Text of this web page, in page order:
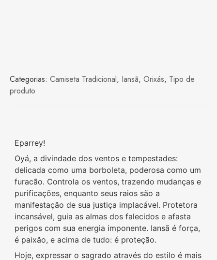
Categorias: Camiseta Tradicional, Iansã, Orixás, Tipo de
produto
Eparrey!
Oyá, a divindade dos ventos e tempestades:
delicada como uma borboleta, poderosa como um
furacão. Controla os ventos, trazendo mudanças e
purificações, enquanto seus raios são a
manifestação de sua justiça implacável. Protetora
incansável, guia as almas dos falecidos e afasta
perigos com sua energia imponente. Iansã é força,
é paixão, e acima de tudo: é proteção.
Hoje, expressar o sagrado através do estilo é mais